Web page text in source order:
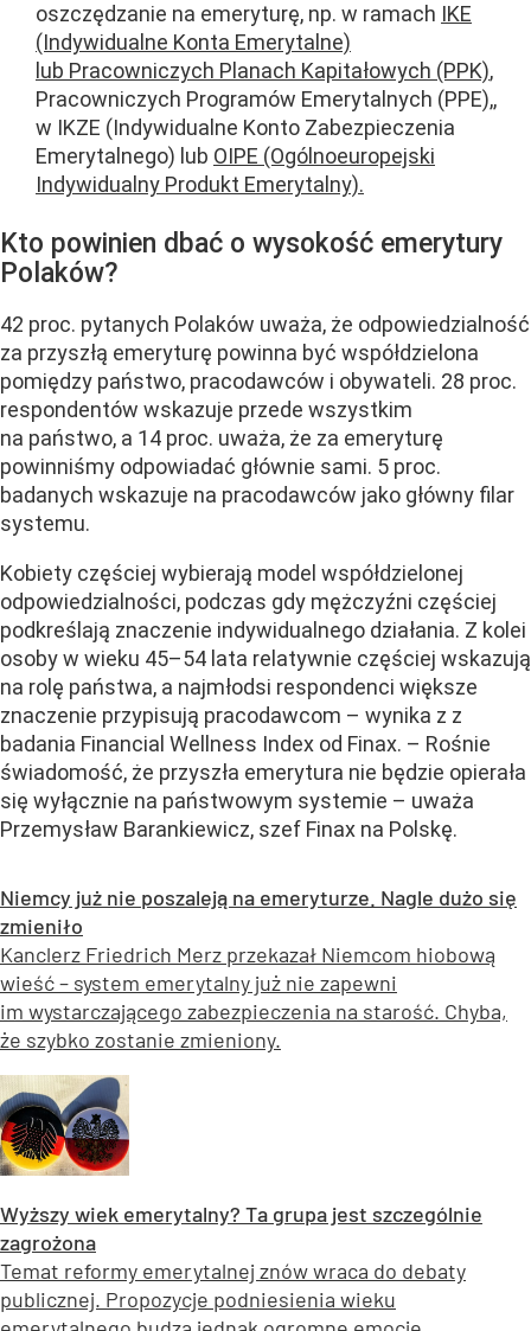
oszczędzanie na emeryturę, np. w ramach IKE
(Indywidualne Konta Emerytalne)
lub Pracowniczych Planach Kapitałowych (PPK),
Pracowniczych Programów Emerytalnych (PPE),,
w IKZE (Indywidualne Konto Zabezpieczenia
Emerytalnego) lub OIPE (Ogólnoeuropejski
Indywidualny Produkt Emerytalny).
Kto powinien dbać o wysokość emerytury
Polaków?
42 proc. pytanych Polaków uważa, że odpowiedzialność
za przyszłą emeryturę powinna być współdzielona
pomiędzy państwo, pracodawców i obywateli. 28 proc.
respondentów wskazuje przede wszystkim
na państwo, a 14 proc. uważa, że za emeryturę
powinniśmy odpowiadać głównie sami. 5 proc.
badanych wskazuje na pracodawców jako główny filar
systemu.
Kobiety częściej wybierają model współdzielonej
odpowiedzialności, podczas gdy mężczyźni częściej
podkreślają znaczenie indywidualnego działania. Z kolei
osoby w wieku 45–54 lata relatywnie częściej wskazują
na rolę państwa, a najmłodsi respondenci większe
znaczenie przypisują pracodawcom – wynika z z
badania Financial Wellness Index od Finax. – Rośnie
świadomość, że przyszła emerytura nie będzie opierała
się wyłącznie na państwowym systemie – uważa
Przemysław Barankiewicz, szef Finax na Polskę.
Niemcy już nie poszaleją na emeryturze. Nagle dużo się
zmieniło
Kanclerz Friedrich Merz przekazał Niemcom hiobową
wieść – system emerytalny już nie zapewni
im wystarczającego zabezpieczenia na starość. Chyba,
że szybko zostanie zmieniony.
Wyższy wiek emerytalny? Ta grupa jest szczególnie
zagrożona
Temat reformy emerytalnej znów wraca do debaty
publicznej. Propozycje podniesienia wieku